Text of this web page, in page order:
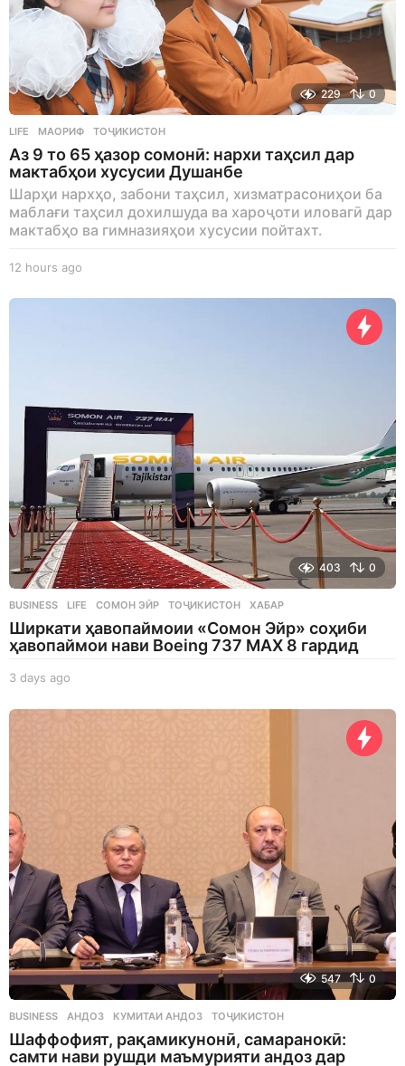
229 0
LIFE МАОРИФ ,ТОҶИКИСТОН
Аз 9 то 65 ҳазор сомонӣ: нархи таҳсил дар
мактабҳои хусусии Душанбе
Шарҳи нархҳо, забони таҳсил, хизматрасониҳои ба
маблағи таҳсил дохилшуда ва хароҷоти иловагӣ дар
мактабҳо ва гимназияҳои хусусии пойтахт.
12 hours ago
h
o
403 0
BUSINESS ,LIFE СОМОН ЭЙР ,ТОҶИКИСТОН ,ХАБАР
Ширкати ҳавопаймоии «Сомон Эйр» соҳиби
ҳавопаймои нави Boeing 737 MAX 8 гардид
3 days ago
a
547 0
BUSINESS АНДОЗ ,КУМИТАИ АНДОЗ ,ТОҶИКИСТОН
Шаффофият, рақамикунонӣ, самаранокӣ:
самти нави рушди маъмурияти андоз дар